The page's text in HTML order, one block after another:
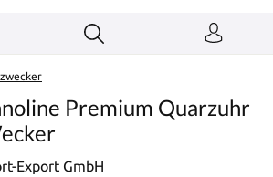
Premium Quarzuhr
Export GmbH